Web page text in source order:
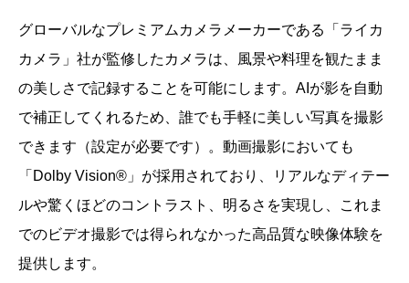
グローバルなプレミアムカメラメーカーである「ライカ
カメラ」社が監修したカメラは、風景や料理を観たまま
の美しさで記録することを可能にします。AIが影を自動
で補正してくれるため、誰でも手軽に美しい写真を撮影
できます（設定が必要です）。動画撮影においても
「Dolby Vision®」が採用されており、リアルなディテー
ルや驚くほどのコントラスト、明るさを実現し、これま
でのビデオ撮影では得られなかった高品質な映像体験を
提供します。